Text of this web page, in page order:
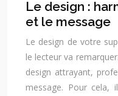
Le design :
et le message
Le design de votre
le lecteur va
design attrayant,
message. Pour cela,